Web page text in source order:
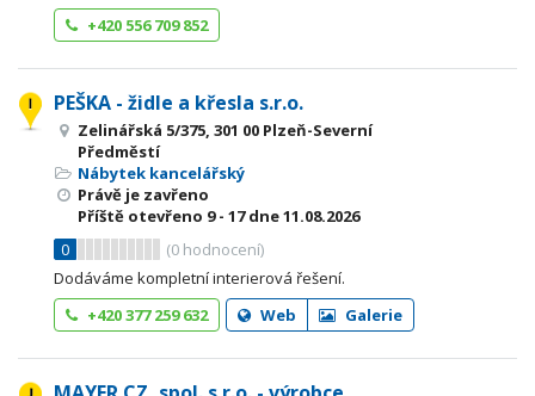
+420 556 709 852
PEŠKA - židle a křesla s.r.o.
Zelinářská 5/375, 301 00 Plzeň-Severní
Předměstí
Nábytek kancelářský
Právě je zavřeno
Příště otevřeno 9 - 17dne 11.08.2026
0
(0 hodnocení)
Dodáváme kompletní interierová řešení.
+420 377 259 632
Web Galerie